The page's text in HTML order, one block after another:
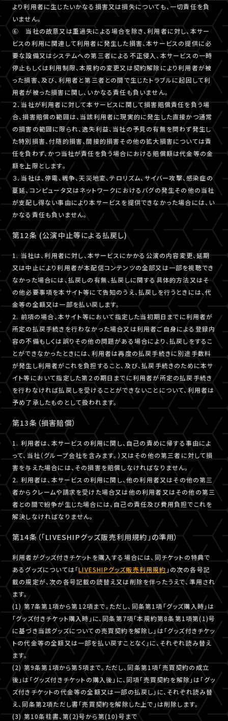
より利用者に生じたいかなる損害又は損失についても、一切責任を負
いません。
⑥ 当社の故意又は重過失による場合を除き、利用者に対し、本サー
ビスの利用に関連して利用者に発生した損害、本サービスの提供に必
要な設備又はシステムへの第三者による不正侵入、本サービスの一時
停止もしくは利用制限、本規約の変更又は契約解除により利用者が被
った損害、及び、利用者と第三者との間で生じたトラブルに起因して利
用者が被った損害に関し、いかなる責任も負いません。
２．当社が利用者に対して本サービスに関して損害賠償責任を負う場
合、損害賠償の範囲は、当該利用者に現実的に発生した直接かつ通常
の損害の範囲に限られ、逸失利益、当社の予見の有無を問わず発生し
た特別損害、付随的損害、間接的損害その他の拡大損害については責
任を負わず、かつ当社が責任を負う場合における賠償額は代金等の金
額を上限とします。
３．当社は、停電、戦争、天災地変、テロリズム、サイバー攻撃、感染症の
蔓延、コンピュータ又はネットワークにおけるバグの発生その他の当社
が支配し得ない事由により本サービスを提供できなかった場合には、い
かなる責任も負いません。
第12条 (公演中止等による払戻し)
1. 当社は、利用者に対し、本サービスにかかる公演の内容変更、延期
又は中止により利用者が本配信コンテンツの全部又は一部を視聴でき
なかった場合には、払戻しの有無、払戻しに関する具体的方法又はそ
の他必要事項を本サイト等にて告知のうえ、払戻しを行うときには、代
金等の全額又は一部を払い戻します。
2. 前項の場合、本サイト等において指定した当初期日までに利用者が
所定の払戻手続きを行わなかった場合又は利用者ご自身による登録内
容の不備もしくは誤りその他の問題がある場合により、払戻しをするこ
とができなかったときには、利用者は再度の払戻手続きに別途手数料
が発生し利用者がこれを負担すること、及び、払戻手続きのために本サ
イト等において指定した第２の期日までに利用者が所定の払戻手続き
を行わなければ払戻しを受けることができないことについて、利用者は
予め了承したものとして扱われます。
第13条（損害賠償）
1. 利用者は、本サービスの利用に関し、自己の責めに帰する事由によ
って、当社（グループ会社を含みます。）又はその他の第三者に対して損
害を与えた場合には、その損害を賠償しなければなりません。
2. 利用者は、本サービスの利用に関し、他の利用者又はその他の第三
者からクレームや請求を受けた場合又は他の利用者又はその他の第三
者との間で紛争が生じた場合には、自己の責任及び費用負担でこれを
解決しなければなりません。
第14条（「LIVESHIPグッズ販売利用規約」の準用）
利用者がグッズ付きチケットを購入する場合には、同チケットの特典で
あるグッズについては「LIVESHIPグッズ販売利用規約 」の次の各号記
載の規定が、次の各号記載の読替え又は削除を伴ったうえで、準用され
ます。
(1) 第7条第1項から第12項まで。ただし、同条第1項「グッズ購入時」は
「グッズ付きチケット購入時」に、同条第7項「本規約第8条第1項第(1)号
に基づき当該グッズについての売買契約を解除し」は「グッズ付きチケッ
トの代金等の全額又は一部を払い戻すことなく」に、それぞれ読み替え
ます。
(2) 第9条第1項から第5項まで。ただし、同条第1項「売買契約の成立
後」は「グッズ付きチケットの購入後」に、同項「売買契約を解除」は「グッ
ズ付きチケットの代金等の全額又は一部の払戻し」に、それぞれ読み替
え、同条第2項ただし書「売買契約を解除した上で」は削除します。
(3) 第10条柱書、第(2)号から第(10)号まで